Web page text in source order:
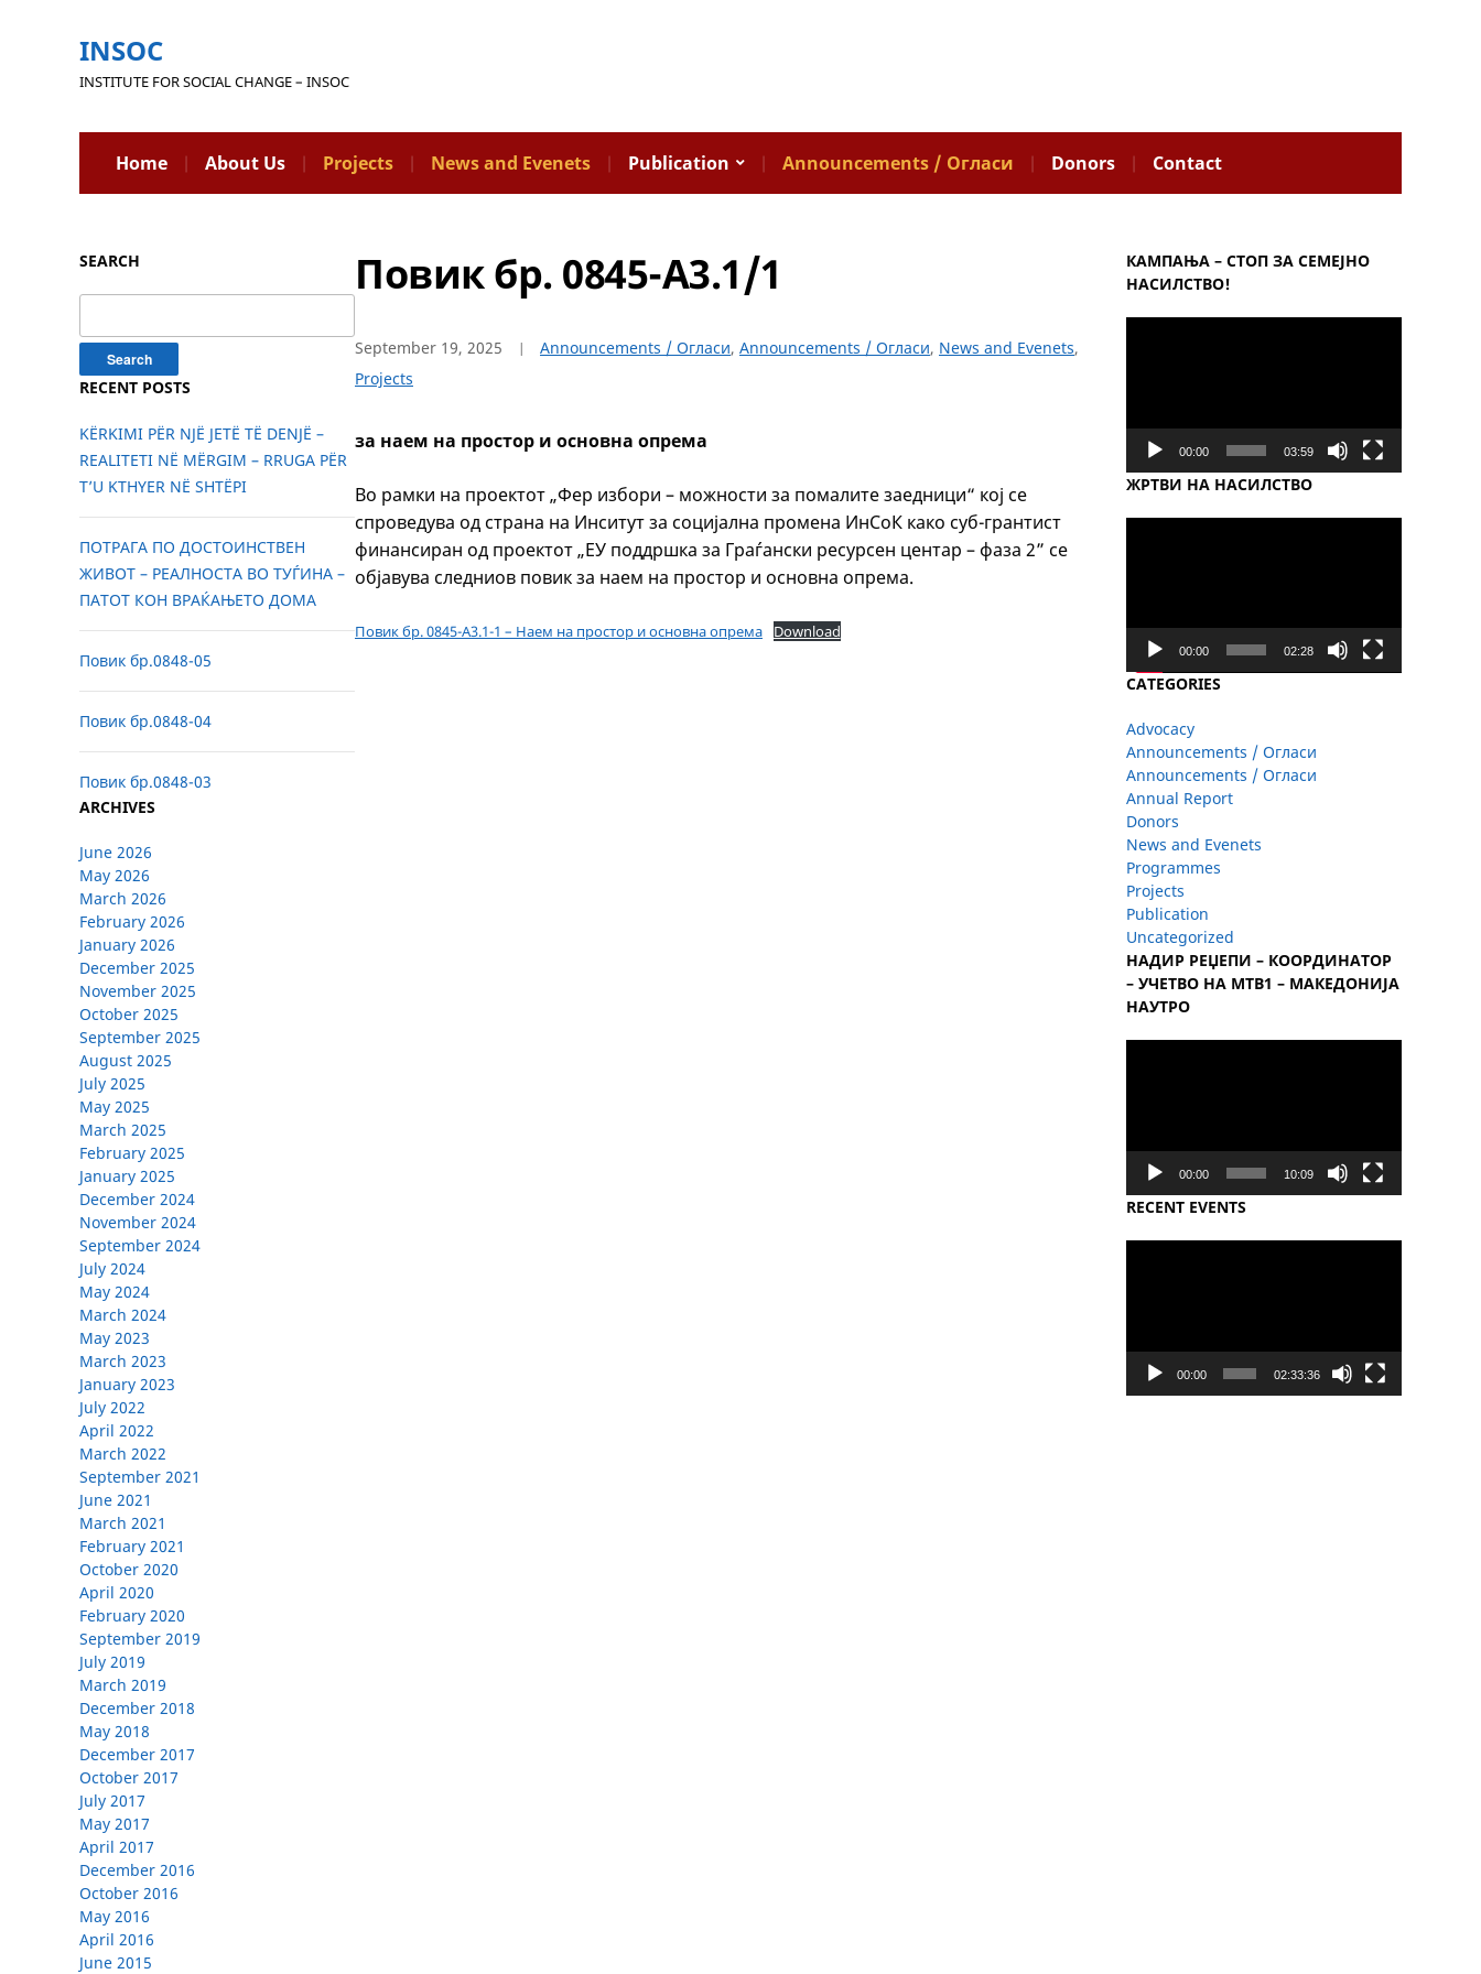
INSOC
INSTITUTE FOR SOCIAL CHANGE – INSOC
Home About Us Projects News and Evenets Publication Announcements / Огласи Donors Contact
SEARCH
RECENT POSTS
KËRKIMI PËR NJË JETË TË DENJË –
REALITETI NË MËRGIM – RRUGA PËR
T’U KTHYER NË SHTËPI
ПОТРАГА ПО ДОСТОИНСТВЕН
ЖИВОТ – РЕАЛНОСТА ВО ТУЃИНА –
ПАТОТ КОН ВРАЌАЊЕТО ДОМА
Повик бр.0848-05
Повик бр.0848-04
Повик бр.0848-03
ARCHIVES
June 2026
May 2026
March 2026
February 2026
January 2026
December 2025
November 2025
October 2025
September 2025
August 2025
July 2025
May 2025
March 2025
February 2025
January 2025
December 2024
November 2024
September 2024
July 2024
May 2024
March 2024
May 2023
March 2023
January 2023
July 2022
April 2022
March 2022
September 2021
June 2021
March 2021
February 2021
October 2020
April 2020
February 2020
September 2019
July 2019
March 2019
December 2018
May 2018
December 2017
October 2017
July 2017
May 2017
April 2017
December 2016
October 2016
May 2016
April 2016
June 2015
Повик бр. 0845-А3.1/1
September 19, 2025 Announcements / Огласи, Announcements / Огласи, News and Evenets,
Projects
за наем на простор и основна опрема
Во рамки на проектот „Фер избори – можности за помалите заедници“ кој се
спроведува од страна на Инситут за социјална промена ИнСоК како суб-грантист
финансиран од проектот „ЕУ поддршка за Граѓански ресурсен центар – фаза 2” се
објавува следниов повик за наем на простор и основна опрема.
Повик бр. 0845-А3.1-1 – Наем на простор и основна опрема Download
КАМПАЊА – СТОП ЗА СЕМЕЈНО
НАСИЛСТВО!
00:00 03:59
ЖРТВИ НА НАСИЛСТВО
00:00 02:28
CATEGORIES
Advocacy
Announcements / Огласи
Announcements / Огласи
Annual Report
Donors
News and Evenets
Programmes
Projects
Publication
Uncategorized
НАДИР РЕЏЕПИ – КООРДИНАТОР
– УЧЕТВО НА МТВ1 – МАКЕДОНИЈА
НАУТРО
00:00 10:09
RECENT EVENTS
00:00 02:33:36